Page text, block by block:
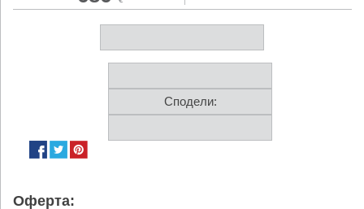
Сподели:
Оферта: